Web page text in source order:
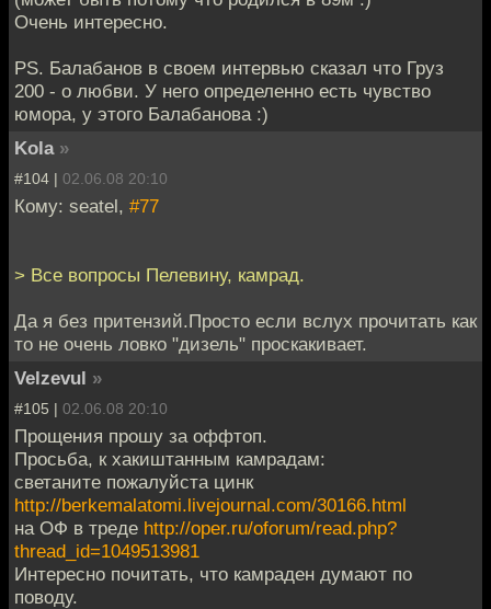
Очень интересно.
PS. Балабанов в своем интервью сказал что Груз
200 - о любви. У него определенно есть чувство
юмора, у этого Балабанова :)
Kola »
#104 | 02.06.08 20:10
Кому: seatel, #77
> Все вопросы Пелевину, камрад.
Да я без притензий.Просто если вслух прочитать как
то не очень ловко "дизель" проскакивает.
Velzevul »
#105 | 02.06.08 20:10
Прощения прошу за оффтоп.
Просьба, к хакиштанным камрадам:
светаните пожалуйста цинк
http://berkemalatomi.livejournal.com/30166.html
на ОФ в треде http://oper.ru/oforum/read.php?
thread_id=1049513981
Интересно почитать, что камраден думают по
поводу.